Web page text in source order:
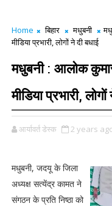
Home बिहार मधुबनी
मीडिया प्रभारी, लोगों ने दी बधाई
मधुबनी : आलोक
मीडिया प्रभारी,
आर्यावर्त डेस्क 2 years
मधुबनी, जदयू के जिला
अध्यक्ष सत्येंद्र कामत ने
संगठन के प्रति निष्ठा को